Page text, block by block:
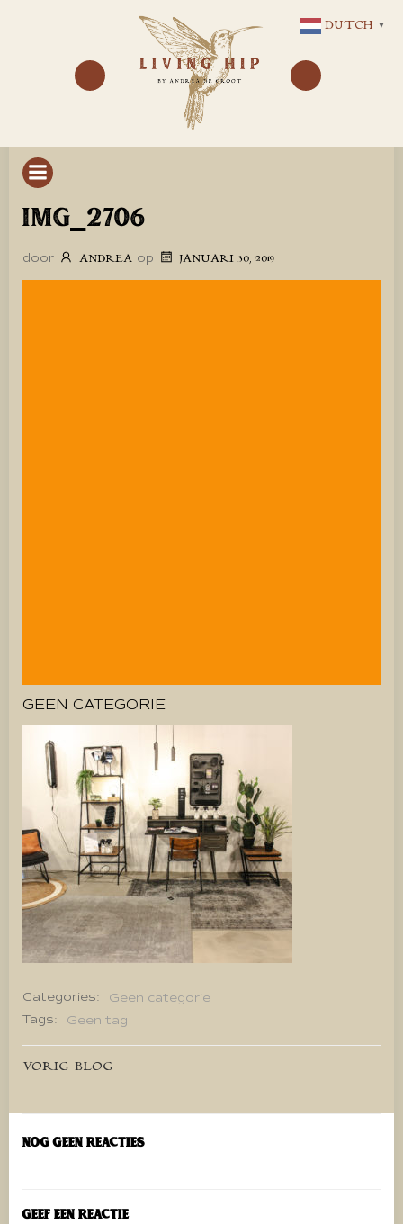
NAAR
DE
INHOUD
IMG_2706
door ANDREA op JANUARI 30, 2019
GEEN CATEGORIE
Categories:
Geen categorie
Tags:
Geen tag
Bericht
navigatie
VORIG BLOG
Nog geen reacties
Geef een reactie
DUTCH ▼